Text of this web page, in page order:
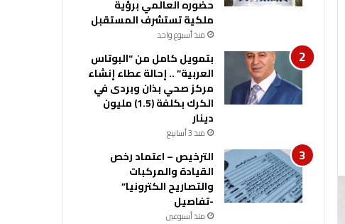
حضوره العالمي برؤية
ملكية تستشرف المستقبل
منذ أسبوع واحد
بتمويل كامل من “البوتاس
العربية” .. إحالة عطاء إنشاء
مركز صحي بذان وبردى في
الكرك بكلفة (1.5) مليون
دينار
منذ 3 أسابيع
الترخيص – اعتماد رخص
القيادة والمركبات
والتصاريح الكترونيا”
-تفاصيل
منذ أسبوعين